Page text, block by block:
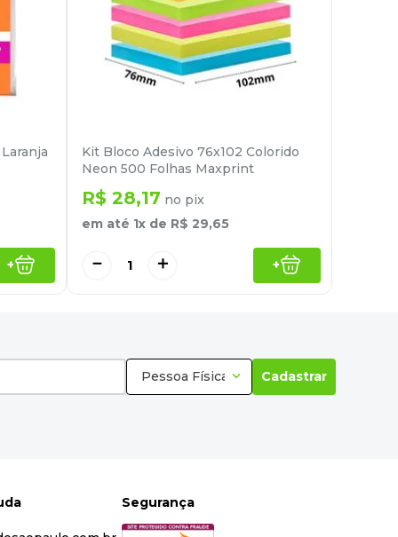
+
Kit Bloco Adesivo 76x102 Colorido
Neon 500 Folhas Maxprint
R$ 28,17 no pix
em até 1x de R$ 29,65
＋
－ +
Pessoa Física Cadastrar
Segurança